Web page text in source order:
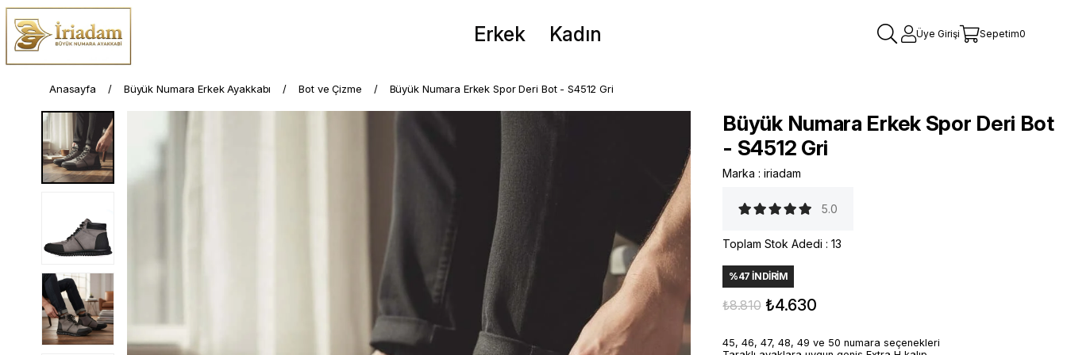
Erkek Kadın Üye Girişi Sepetim0
Anasayfa Büyük Numara Erkek Ayakkabı Bot ve Çizme Büyük Numara Erkek Spor Deri Bot - S4512 Gri
Büyük Numara Erkek Spor Deri Bot
- S4512 Gri
Marka : iriadam
5.0
Toplam Stok Adedi : 13
%47 İNDIRIM
₺8.810 ₺4.630
45, 46, 47, 48, 49 ve 50 numara seçenekleri